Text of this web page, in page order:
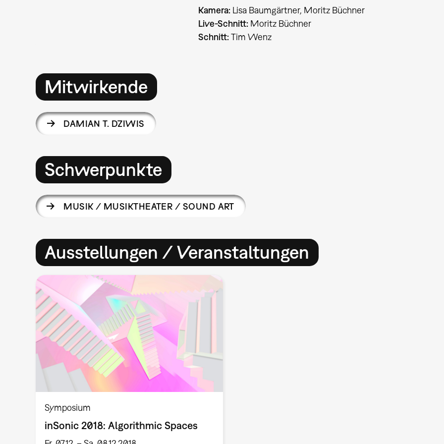
Kamera:Lisa Baumgärtner, Moritz Büchner
Live-Schnitt:Moritz Büchner
Schnitt:Tim Wenz
Mitwirkende
DAMIAN T. DZIWIS
Schwerpunkte
MUSIK / MUSIKTHEATER / SOUND ART
Ausstellungen / Veranstaltungen
Symposium
inSonic 2018: Algorithmic Spaces